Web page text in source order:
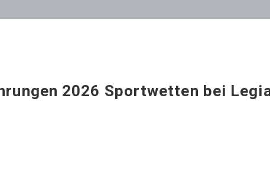
2026 Sportwetten bei